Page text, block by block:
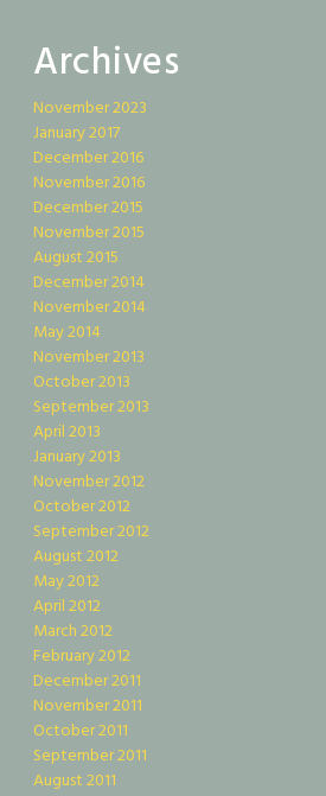
Archives
November 2023
January 2017
December 2016
November 2016
December 2015
November 2015
August 2015
December 2014
November 2014
May 2014
November 2013
October 2013
September 2013
April 2013
January 2013
November 2012
October 2012
September 2012
August 2012
May 2012
April 2012
March 2012
February 2012
December 2011
November 2011
October 2011
September 2011
August 2011